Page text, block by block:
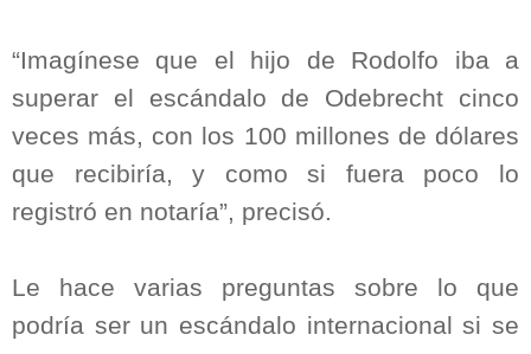
“Imagínese que el hijo de Rodolfo iba a
superar el escándalo de Odebrecht cinco
veces más, con los 100 millones de dólares
que recibiría, y como si fuera poco lo
registró en notaría”, precisó.
Le hace varias preguntas sobre lo que
podría ser un escándalo internacional si se